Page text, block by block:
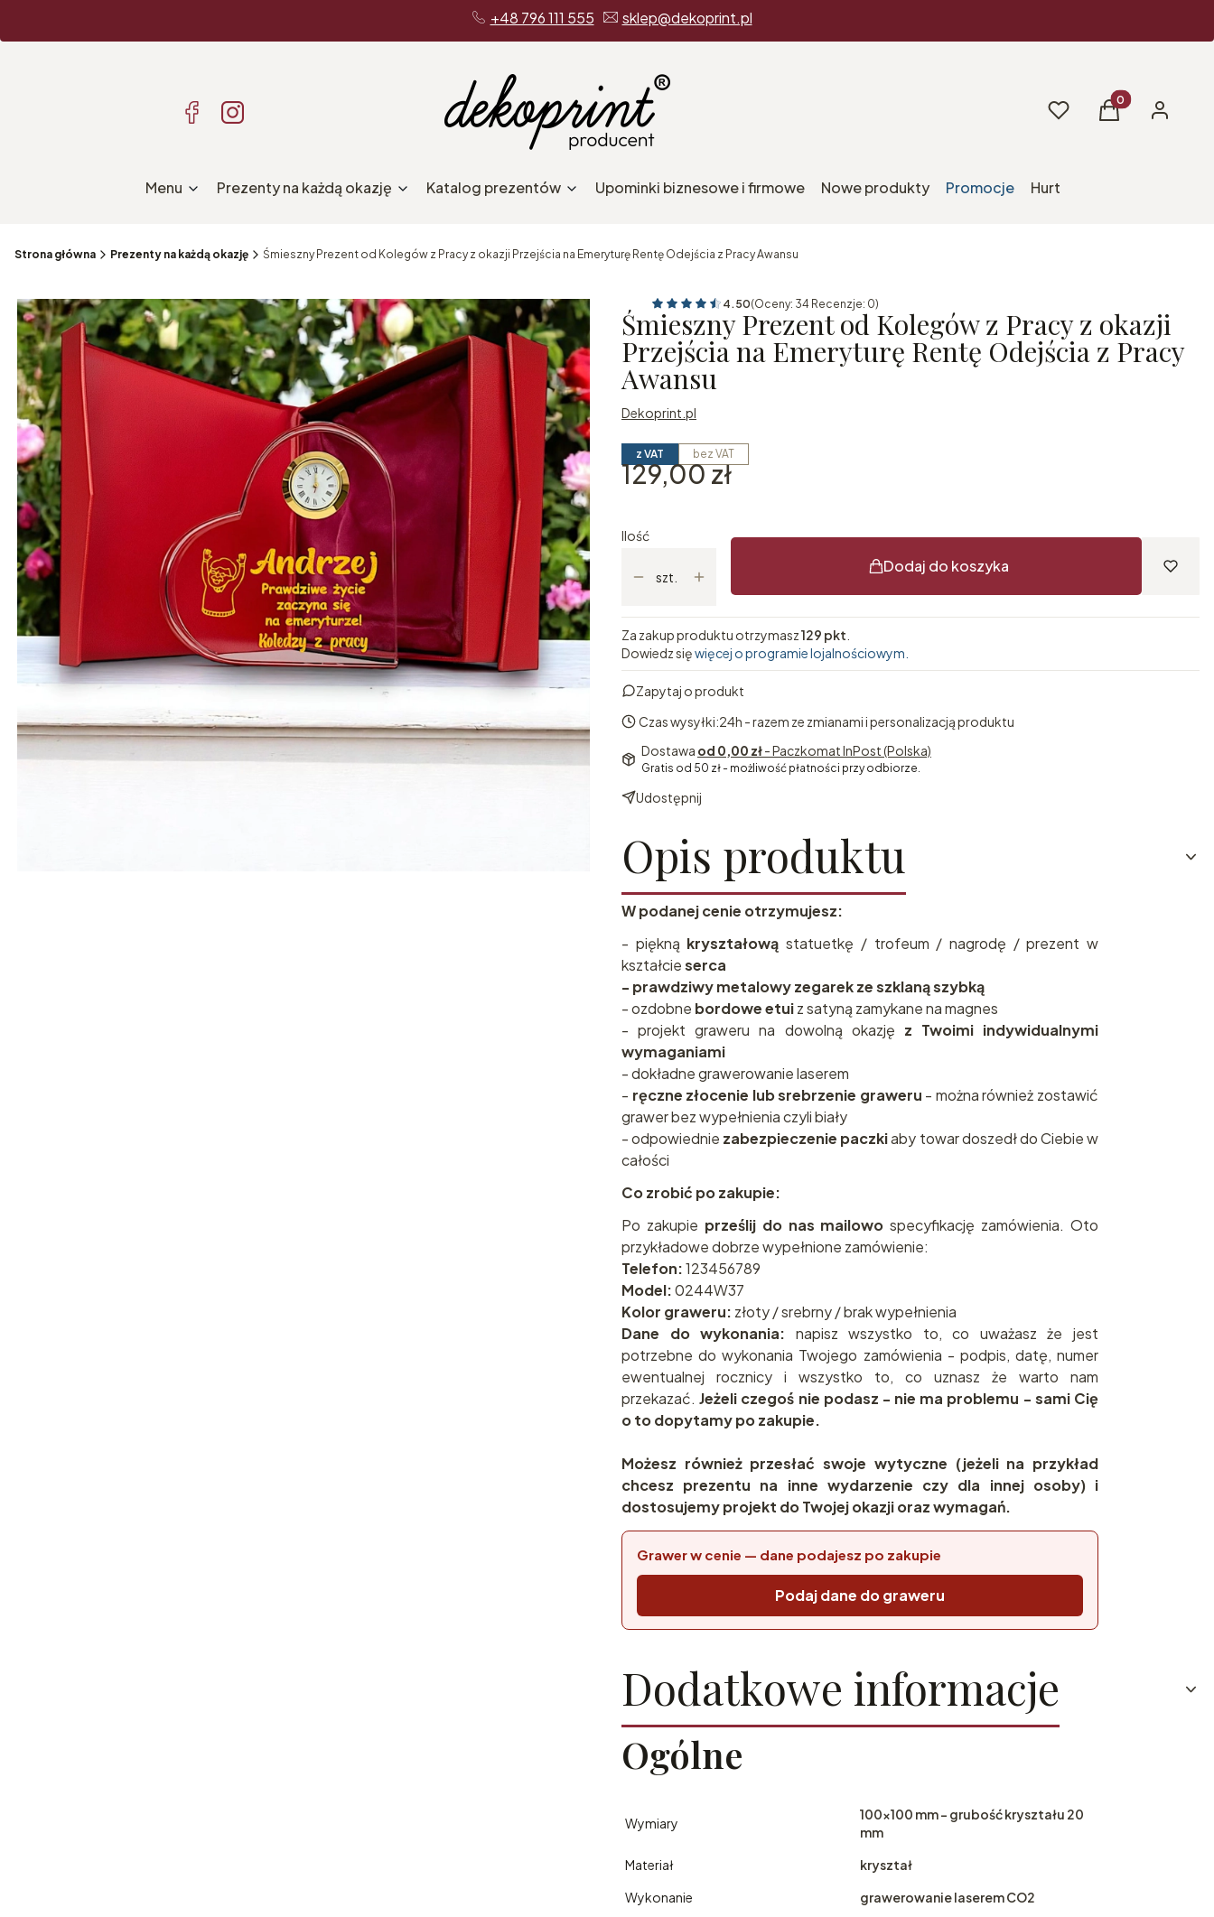
+48 796 111 555 sklep@dekoprint.pl
UlubioneProdukty w
Koszyk Zaloguj
Menu Prezenty na każdą okazję Katalog prezentów Upominki biznesowe i firmowe Nowe produkty Promocje Hurt
Strona główna Prezenty na każdą okazję Śmieszny Prezent od Kolegów z Pracy z okazji Przejścia na Emeryturę Rentę Odejścia z Pracy Awansu
4.50(Oceny: 34 Recenzje: 0)
Śmieszny Prezent od Kolegów z Pracy z okazji
Przejścia na Emeryturę Rentę Odejścia z Pracy
Awansu
Dekoprint.pl
z VAT bez VAT
Cena
129,00 zł
Ilość
szt.
Dodaj do koszyka
Za zakup produktu otrzymasz129 pkt
Dowiedz sięwięcej o programie lojalnościowym.
Zapytaj o produkt
Czas wysyłki:24h - razem ze zmianami i personalizacją produktu
Dostawa od 0,00 zł- Paczkomat InPost (Polska)
Gratis od 50 zł - możliwość płatności przy odbiorze.
Udostępnij
Opis produktu
W podanej cenie otrzymujesz:
- piękną kryształową statuetkę / trofeum / nagrodę / prezent w
kształcieserca
- prawdziwy metalowy zegarek ze szklaną szybką
- ozdobne bordowe etuiz satyną zamykane na magnes
- projekt graweru na dowolną okazję z Twoimi indywidualnymi
wymaganiami
- dokładne grawerowanie laserem
- ręczne złocenie lub srebrzenie graweru - można również zostawić
grawer bez wypełnienia czyli biały
- odpowiednie zabezpieczenie paczkiaby towar doszedł do Ciebie w
całości
Co zrobić po zakupie:
Po zakupie prześlij do nas mailowo specyfikację zamówienia. Oto
przykładowe dobrze wypełnione zamówienie:
Telefon:123456789
Model:0244W37
Kolor graweru: złoty / srebrny / brak wypełnienia
Dane do wykonania: napisz wszystko to, co uważasz że jest
potrzebne do wykonania Twojego zamówienia - podpis, datę, numer
ewentualnej rocznicy i wszystko to, co uznasz że warto nam
przekazać.Jeżeli czegoś nie podasz - nie ma problemu - sami Cię
o to dopytamy po zakupie.
Możesz również przesłać swoje wytyczne (jeżeli na przykład
chcesz prezentu na inne wydarzenie czy dla innej osoby) i
dostosujemy projekt do Twojej okazji oraz wymagań.
Grawer w cenie — dane podajesz po zakupie
Podaj dane do graweru
Dodatkowe informacje
Ogólne
Wymiary
100x100 mm - grubość kryształu 20
mm
Materiał
kryształ
Wykonanie
grawerowanie laserem CO2